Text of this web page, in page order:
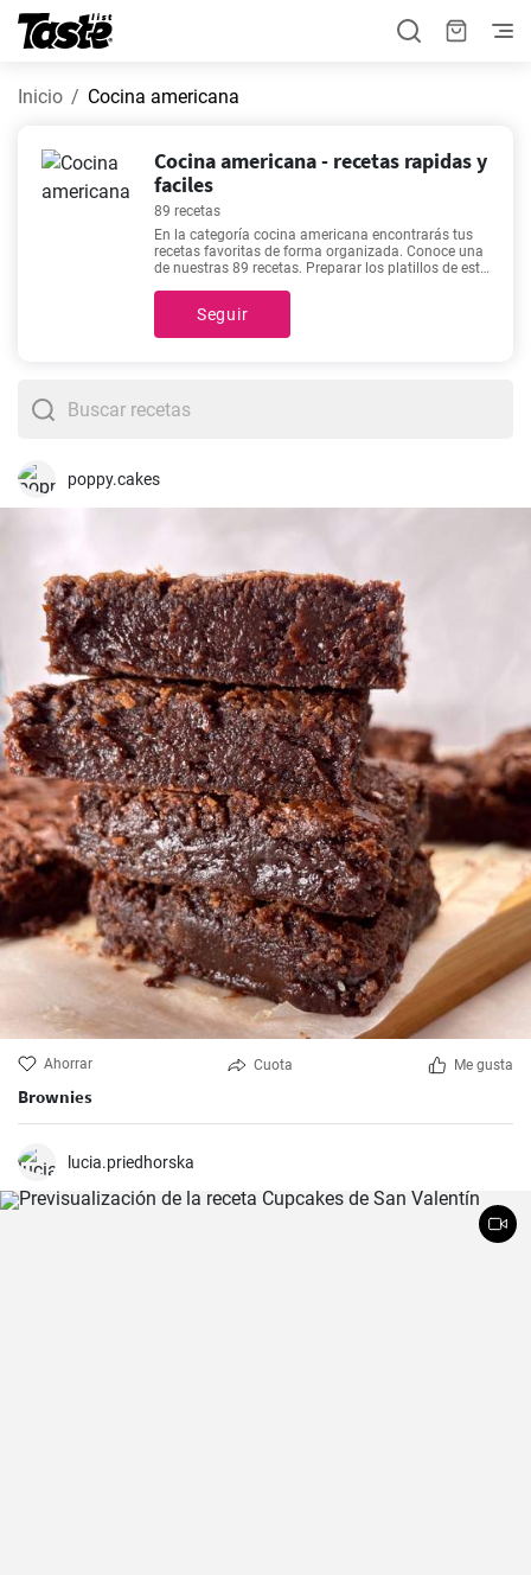
Inicio Cocina americana
Cocina americana - recetas rapidas y
faciles
89 recetas
En la categoría cocina americana encontrarás tus
recetas favoritas de forma organizada. Conoce una
de nuestras 89 recetas. Preparar los platillos de esta
de cada receta haciendo clic en ellas. Si no sabes
qué incluirás en tu menú de la semana, te
Hojaldre.
sitio.
Seguir
poppy.cakes
Ahorrar Cuota Me gusta
Brownies
lucia.priedhorska